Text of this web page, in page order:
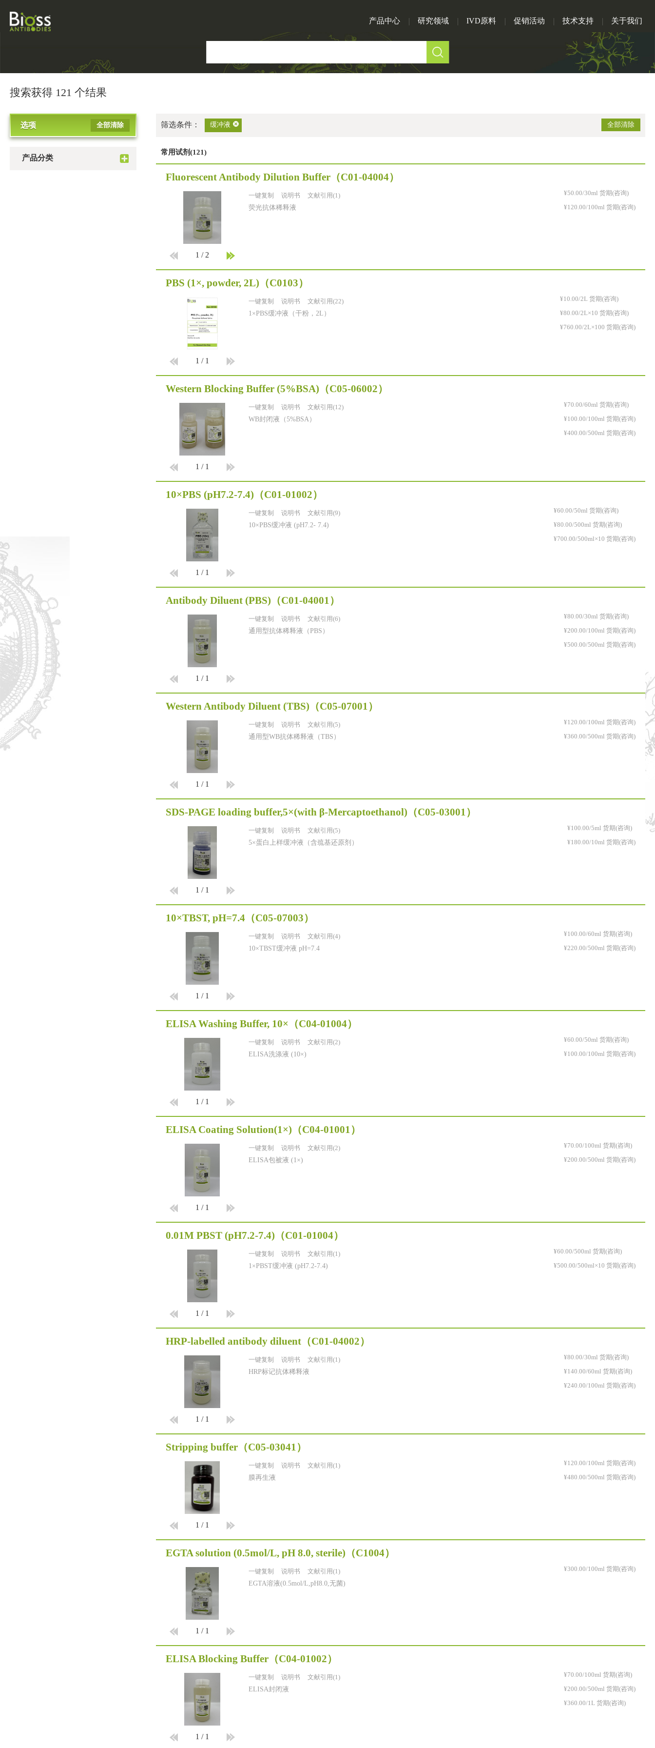
产品中心 研究领域 IVD原料 促销活动 技术支持 关于我们
搜索获得 121 个结果
选项 全部清除
产品分类
筛选条件： 缓冲液 全部清除
常用试剂(121)
Fluorescent Antibody Dilution Buffer （C01-04004）
1 /2
一键复制 说明书 文献引用(1)
荧光抗体稀释液
¥50.00/30ml 货期(咨询)
¥120.00/100ml 货期(咨询)
PBS (1×, powder, 2L) （C0103）
1 / 1
一键复制 说明书 文献引用(22)
1×PBS缓冲液（干粉，2L）
¥10.00/2L 货期(咨询)
¥80.00/2L×10 货期(咨询)
¥760.00/2L×100 货期(咨询)
Western Blocking Buffer (5%BSA) （C05-06002）
1 / 1
一键复制 说明书 文献引用(12)
WB封闭液（5%BSA）
¥70.00/60ml 货期(咨询)
¥100.00/100ml 货期(咨询)
¥400.00/500ml 货期(咨询)
10×PBS (pH7.2-7.4) （C01-01002）
1 / 1
一键复制 说明书 文献引用(9)
10×PBS缓冲液 (pH7.2- 7.4)
¥60.00/50ml 货期(咨询)
¥80.00/500ml 货期(咨询)
¥700.00/500ml×10 货期(咨询)
Antibody Diluent (PBS) （C01-04001）
1 / 1
一键复制 说明书 文献引用(6)
通用型抗体稀释液（PBS）
¥80.00/30ml 货期(咨询)
¥200.00/100ml 货期(咨询)
¥500.00/500ml 货期(咨询)
Western Antibody Diluent (TBS) （C05-07001）
1 / 1
一键复制 说明书 文献引用(5)
通用型WB抗体稀释液（TBS）
¥120.00/100ml 货期(咨询)
¥360.00/500ml 货期(咨询)
SDS-PAGE loading buffer,5×(with β-Mercaptoethanol) （C05-03001）
1 / 1
一键复制 说明书 文献引用(5)
5×蛋白上样缓冲液（含巯基还原剂）
¥100.00/5ml 货期(咨询)
¥180.00/10ml 货期(咨询)
10×TBST, pH=7.4 （C05-07003）
1 / 1
一键复制 说明书 文献引用(4)
10×TBST缓冲液 pH=7.4
¥100.00/60ml 货期(咨询)
¥220.00/500ml 货期(咨询)
ELISA Washing Buffer, 10× （C04-01004）
1 / 1
一键复制 说明书 文献引用(2)
ELISA洗涤液 (10×)
¥60.00/50ml 货期(咨询)
¥100.00/100ml 货期(咨询)
ELISA Coating Solution(1×) （C04-01001）
1 / 1
一键复制 说明书 文献引用(2)
ELISA包被液 (1×)
¥70.00/100ml 货期(咨询)
¥200.00/500ml 货期(咨询)
0.01M PBST (pH7.2-7.4) （C01-01004）
1 / 1
一键复制 说明书 文献引用(1)
1×PBST缓冲液 (pH7.2-7.4)
¥60.00/500ml 货期(咨询)
¥500.00/500ml×10 货期(咨询)
HRP-labelled antibody diluent （C01-04002）
1 / 1
一键复制 说明书 文献引用(1)
HRP标记抗体稀释液
¥80.00/30ml 货期(咨询)
¥140.00/60ml 货期(咨询)
¥240.00/100ml 货期(咨询)
Stripping buffer （C05-03041）
1 / 1
一键复制 说明书 文献引用(1)
膜再生液
¥120.00/100ml 货期(咨询)
¥480.00/500ml 货期(咨询)
EGTA solution (0.5mol/L, pH 8.0, sterile) （C1004）
1 / 1
一键复制 说明书 文献引用(1)
EGTA溶液(0.5mol/L,pH8.0,无菌)
¥300.00/100ml 货期(咨询)
ELISA Blocking Buffer （C04-01002）
1 / 1
一键复制 说明书 文献引用(1)
ELISA封闭液
¥70.00/100ml 货期(咨询)
¥200.00/500ml 货期(咨询)
¥360.00/1L 货期(咨询)